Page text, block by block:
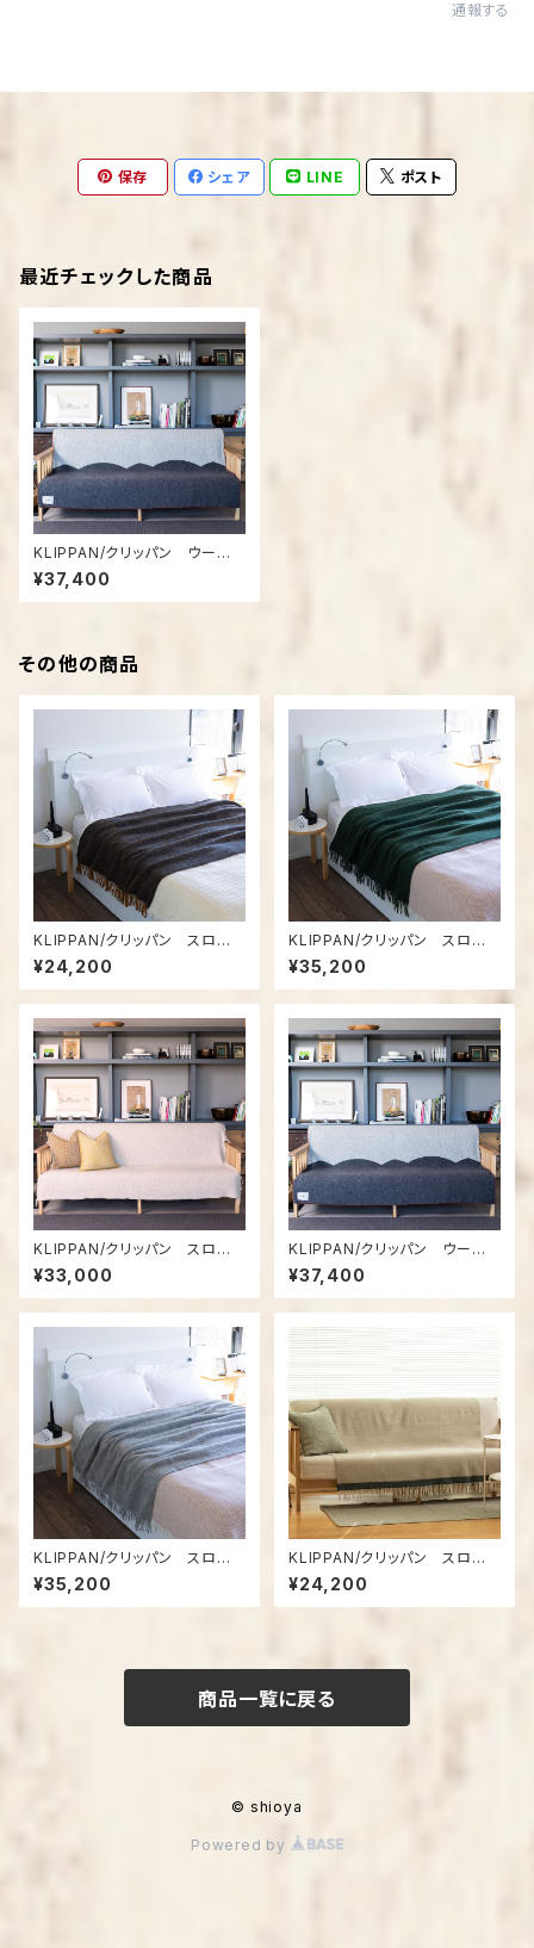
通報する
保存 シェア LINE ポスト
最近チェックした商品
KLIPPAN/クリッパン ウー
ル シングルブランケット St.
Petri FACADE（サンクト・ペト
リ ファサード） グレー
¥37,400
その他の商品
KLIPPAN/クリッパン スロ
ー ZIGZAG（ジグザグ） ダー
クブラウン
¥24,200
KLIPPAN/クリッパン スロ
ー GOTLAND（ゴットランド）
ボトルグリーン
¥35,200
KLIPPAN/クリッパン スロ
ー PULSE（パルス） サンド
¥33,000
KLIPPAN/クリッパン ウー
ル シングルブランケット St.
Petri FACADE（サンクト・ペト
リ ファサード） グレー
¥37,400
KLIPPAN/クリッパン スロ
ー GOTLAND（ゴットランド）
グレー
¥35,200
KLIPPAN/クリッパン スロ
ー ハラルド ベージュ
¥24,200
商品一覧に戻る
© shioya
Powered by